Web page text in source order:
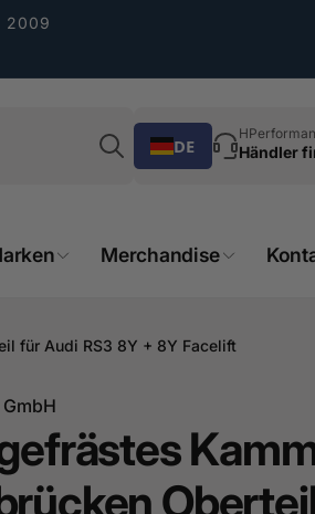
2009
Suchen
DE
Händler
Merchandise
für Audi RS3 8Y + 8Y Facelift